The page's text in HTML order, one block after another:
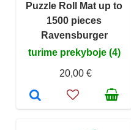
Puzzle Roll Mat up to
1500 pieces
Ravensburger
turime prekyboje (4)
20,00 €